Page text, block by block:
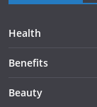
Health
Benefits
Beauty